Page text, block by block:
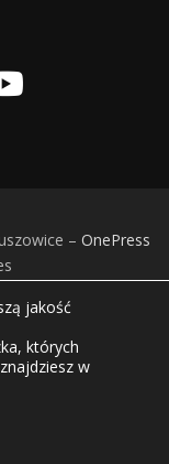
– OnePress
jakość
których
w